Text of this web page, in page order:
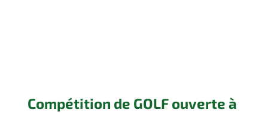
Compétition de GOLF ouverte à